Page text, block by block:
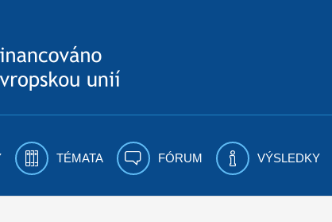
TÉMATA FÓRUM VÝSLEDKY